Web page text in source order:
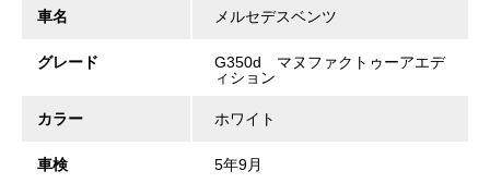
車名 メルセデスベンツ
グレード
G350d マヌファクトゥーアエデ
ィション
カラー ホワイト
車検 5年9月